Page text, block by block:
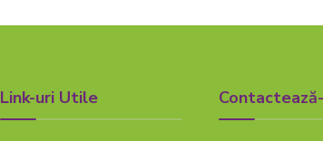
Link-uri Utile